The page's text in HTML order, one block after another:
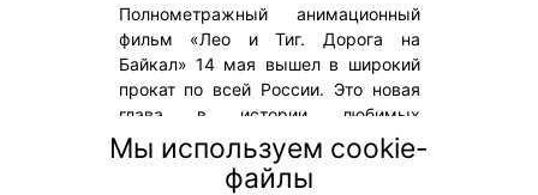
Полнометражный анимационный
фильм «Лео и Тиг. Дорога на
Байкал» 14 мая вышел в широкий
прокат по всей России. Это новая
глава в истории любимых
персонажей, знакомых многим
зрителям с детства. В полном
метре все стало гораздо
Мы используем cookie-
файлы